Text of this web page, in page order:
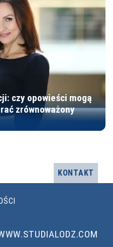
czy opowieści mogą
zrównoważony
KONTAKT